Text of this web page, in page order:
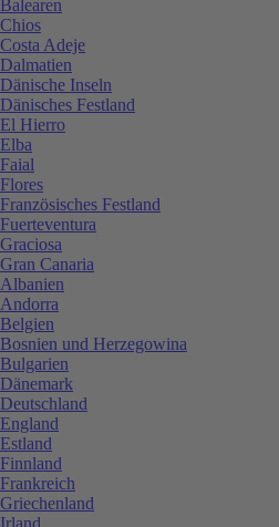
Balearen
Chios
Costa Adeje
Dalmatien
Dänische Inseln
Dänisches Festland
El Hierro
Elba
Faial
Flores
Französisches Festland
Fuerteventura
Graciosa
Gran Canaria
Albanien
Andorra
Belgien
Bosnien und Herzegowina
Bulgarien
Dänemark
Deutschland
England
Estland
Finnland
Frankreich
Griechenland
Irland